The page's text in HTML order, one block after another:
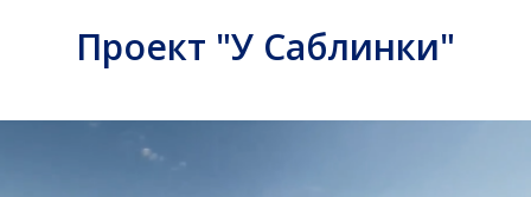
Проект "У Саблинки"